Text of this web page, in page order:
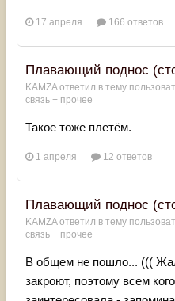
17 апреля 166 ответов
Плавающий поднос
KAMZAответил в тему
связь + прочее
Такое тоже плетём.
1 апреля 12 ответов
Плавающий поднос
KAMZAответил в тему
связь + прочее
В общем не пошло... (((
закроют, поэтому всем